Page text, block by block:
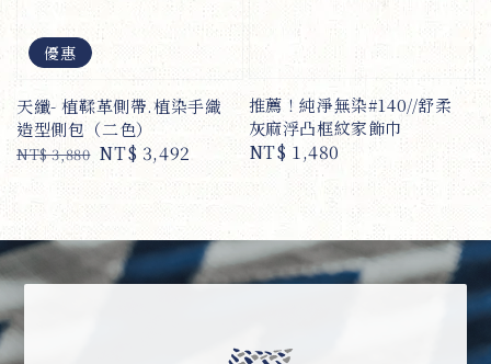
優惠
天纖- 植鞣革側帶.植染手織
造型側包（二色）
Regular
NT$ 3,880 Sale
price
NT$ 3,492
推薦！純淨無染#140//舒柔
灰麻浮凸框紋家飾巾
Regular
price
NT$ 1,480